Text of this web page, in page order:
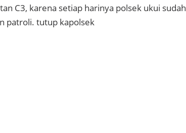
C3, karena setiap harinya polsek ukui sudah
patroli. tutup kapolsek